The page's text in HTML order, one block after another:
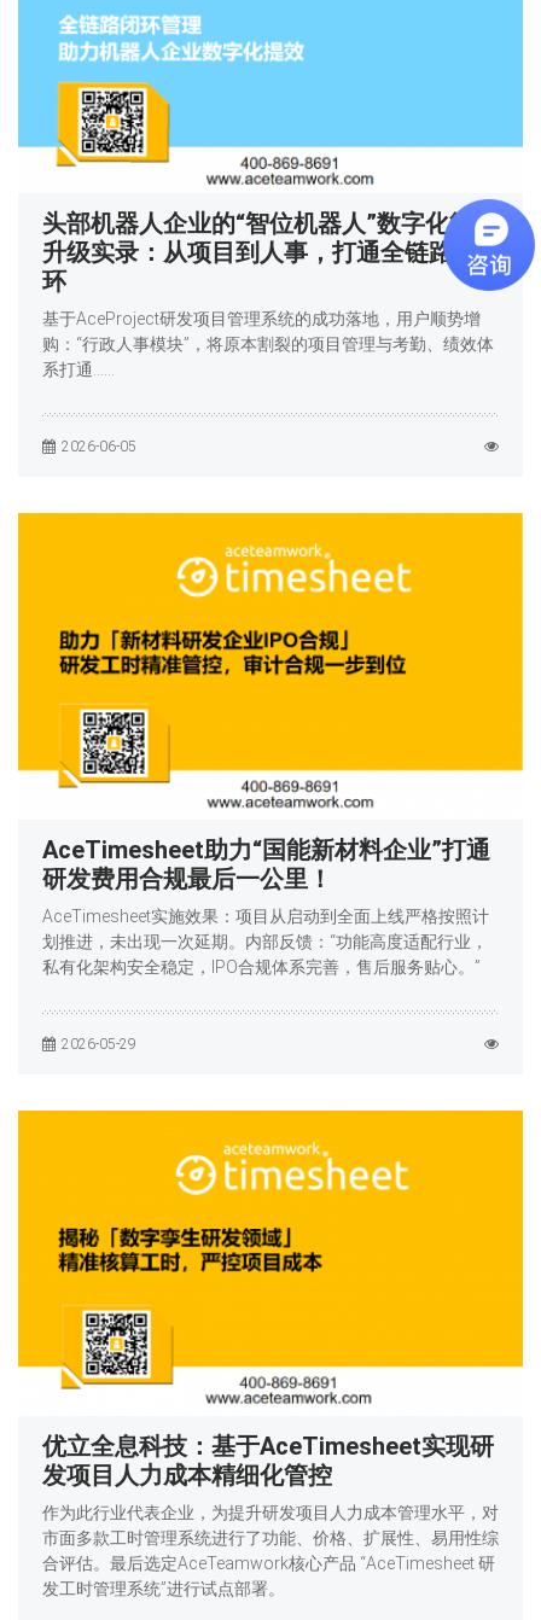
头部机器人企业的“智位机器人”数字化管理
升级实录：从项目到人事，打通全链路闭
环
基于AceProject研发项目管理系统的成功落地，用户顺势增
购：“行政人事模块”，将原本割裂的项目管理与考勤、绩效体
系打通……
2026-06-05
AceTimesheet助力“国能新材料企业”打通
研发费用合规最后一公里！
AceTimesheet实施效果：项目从启动到全面上线严格按照计
划推进，未出现一次延期。内部反馈：“功能高度适配行业，
私有化架构安全稳定，IPO合规体系完善，售后服务贴心。”
2026-05-29
优立全息科技：基于AceTimesheet实现研
发项目人力成本精细化管控
作为此行业代表企业，为提升研发项目人力成本管理水平，对
市面多款工时管理系统进行了功能、价格、扩展性、易用性综
合评估。最后选定AceTeamwork核心产品 “AceTimesheet 研
发工时管理系统”进行试点部署。